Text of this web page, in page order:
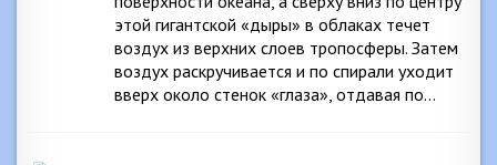
этой гигантской «дыры» в облаках течет
воздух из верхних слоев тропосферы. Затем
воздух раскручивается и по спирали уходит
вверх около стенок «глаза», отдавая по…